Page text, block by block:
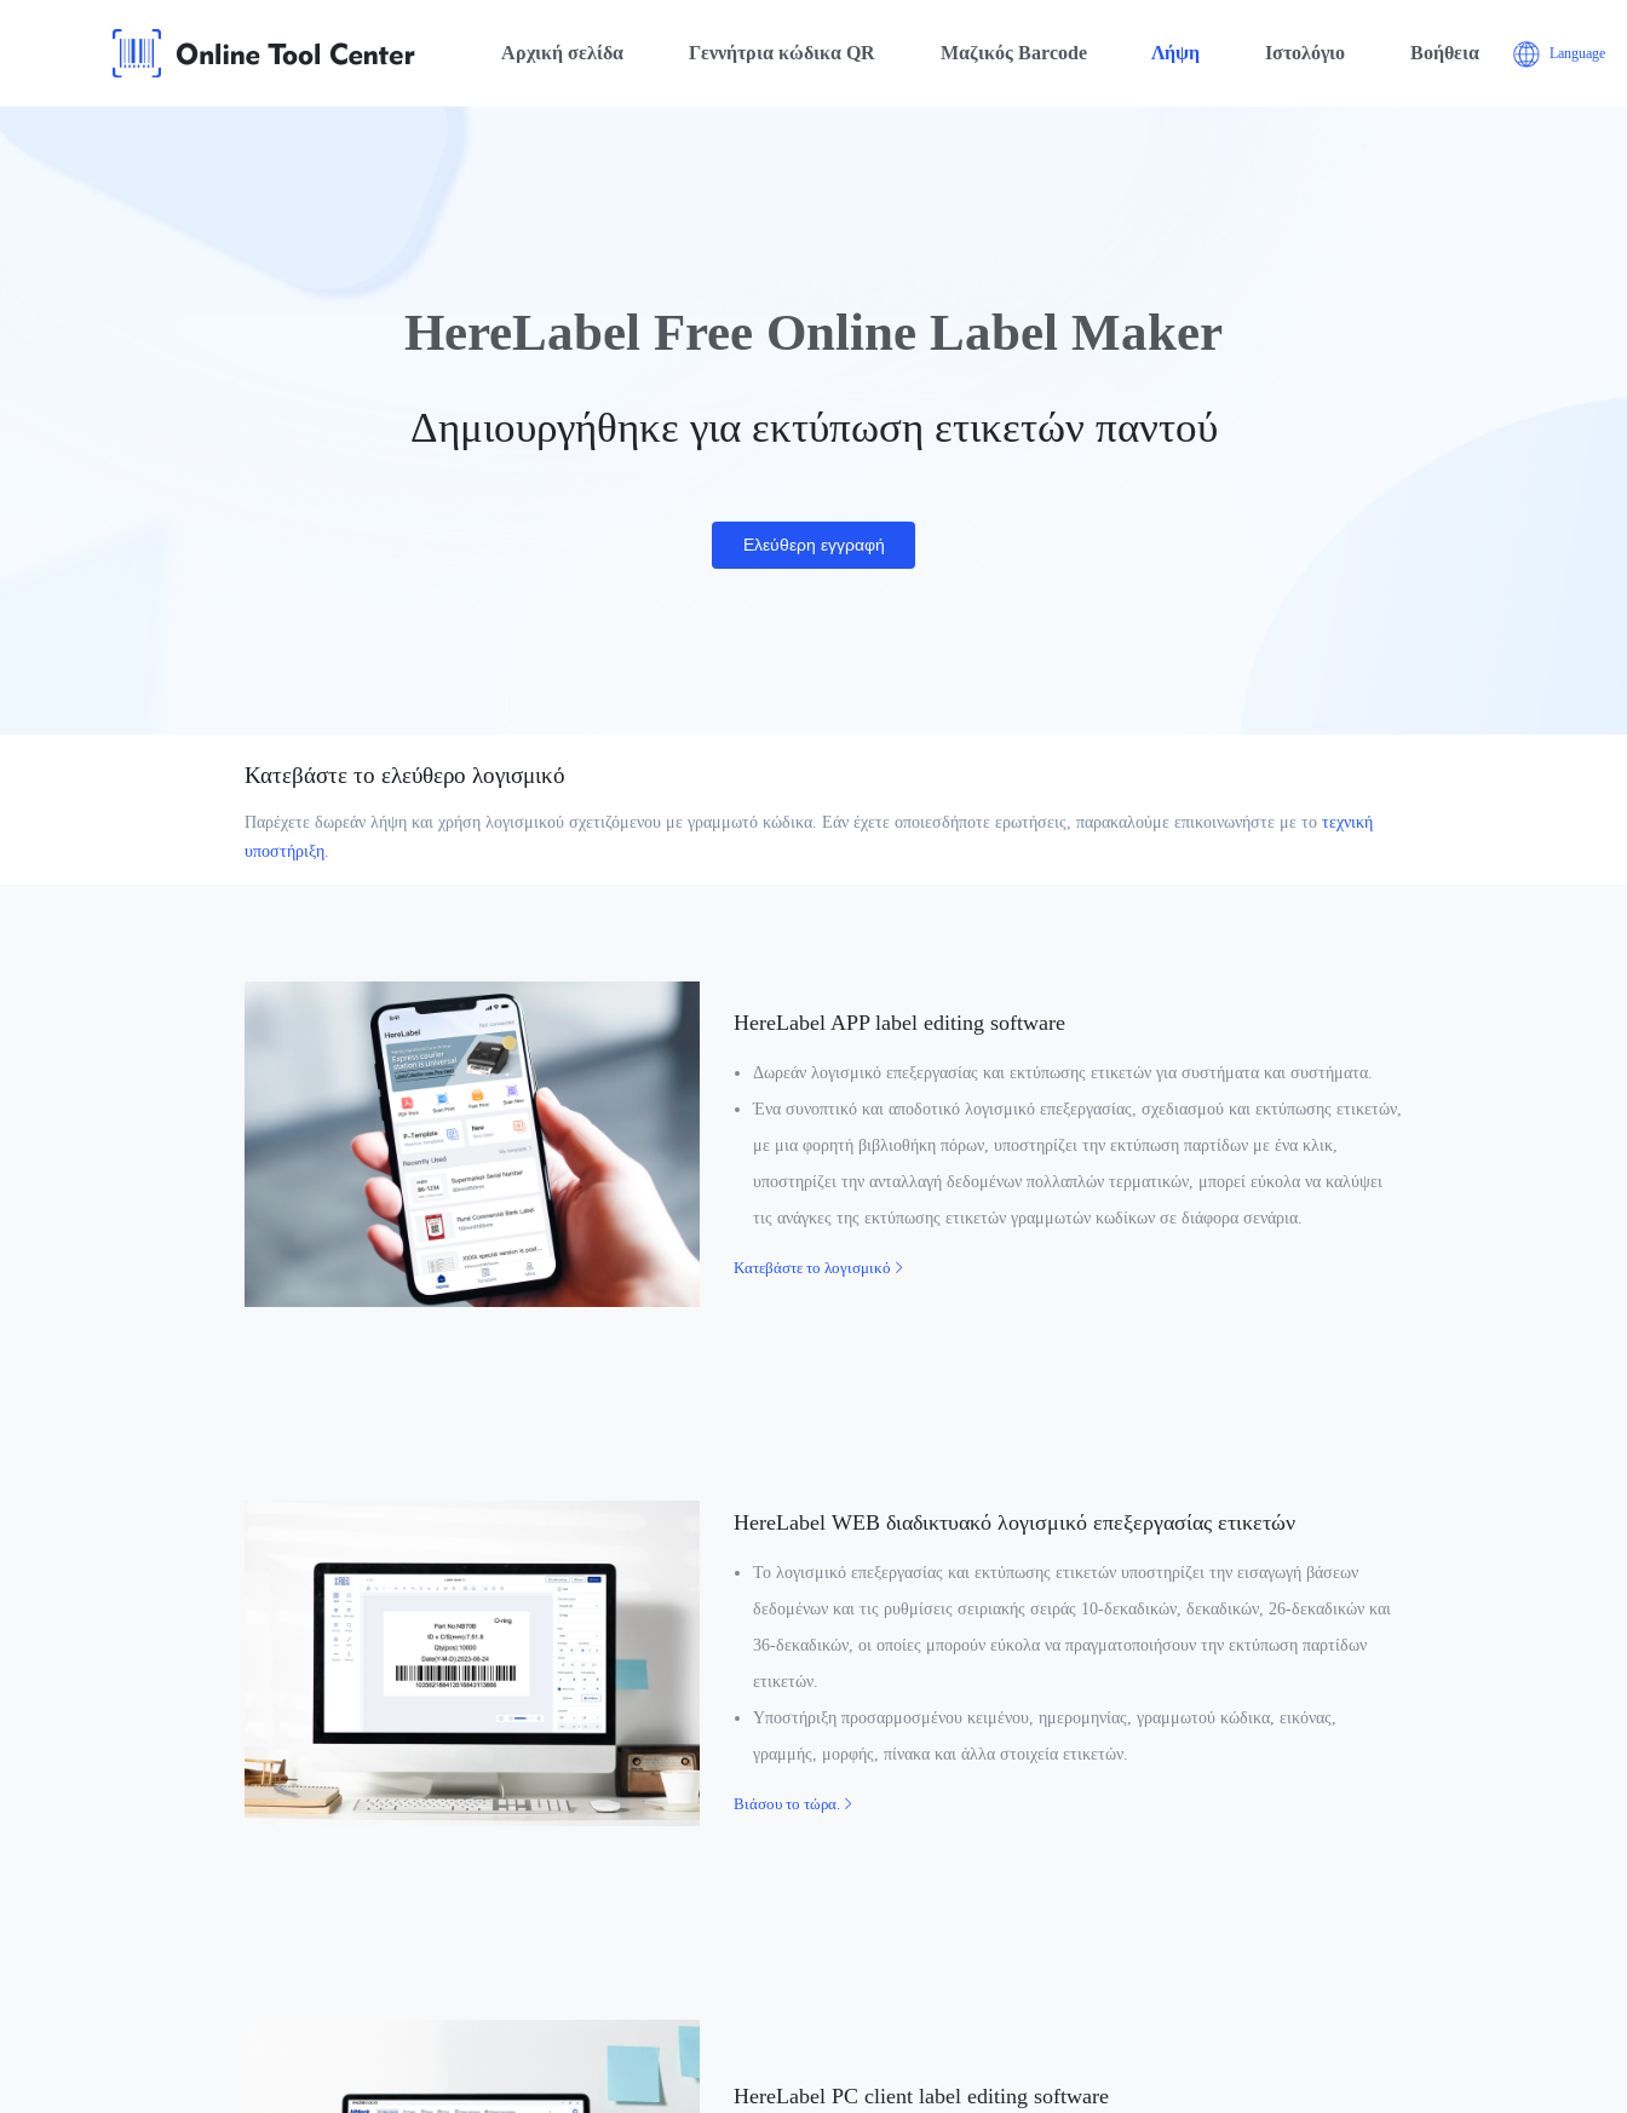
Αρχική σελίδα Γεννήτρια κώδικα QR Μαζικός Barcode Λήψη Ιστολόγιο Βοήθεια Language
HereLabel Free Online Label Maker
Δημιουργήθηκε για εκτύπωση ετικετών παντού
Ελεύθερη εγγραφή
Κατεβάστε το ελεύθερο λογισμικό
Παρέχετε δωρεάν λήψη και χρήση λογισμικού σχετιζόμενου με γραμμωτό κώδικα. Εάν έχετε οποιεσδήποτε ερωτήσεις, παρακαλούμε επικοινωνήστε με το τεχνική
υποστήριξη.
HereLabel APP label editing software
Δωρεάν λογισμικό επεξεργασίας και εκτύπωσης ετικετών για συστήματα και συστήματα.
Ένα συνοπτικό και αποδοτικό λογισμικό επεξεργασίας, σχεδιασμού και εκτύπωσης ετικετών,
με μια φορητή βιβλιοθήκη πόρων, υποστηρίζει την εκτύπωση παρτίδων με ένα κλικ,
υποστηρίζει την ανταλλαγή δεδομένων πολλαπλών τερματικών, μπορεί εύκολα να καλύψει
τις ανάγκες της εκτύπωσης ετικετών γραμμωτών κωδίκων σε διάφορα σενάρια.
Κατεβάστε το λογισμικό
HereLabel WEB διαδικτυακό λογισμικό επεξεργασίας ετικετών
Το λογισμικό επεξεργασίας και εκτύπωσης ετικετών υποστηρίζει την εισαγωγή βάσεων
δεδομένων και τις ρυθμίσεις σειριακής σειράς 10-δεκαδικών, δεκαδικών, 26-δεκαδικών και
36-δεκαδικών, οι οποίες μπορούν εύκολα να πραγματοποιήσουν την εκτύπωση παρτίδων
ετικετών.
Υποστήριξη προσαρμοσμένου κειμένου, ημερομηνίας, γραμμωτού κώδικα, εικόνας,
γραμμής, μορφής, πίνακα και άλλα στοιχεία ετικετών.
Βιάσου το τώρα.
HereLabel PC client label editing software